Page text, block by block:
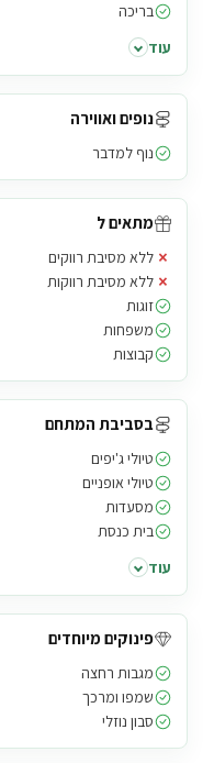
בריכה
עוד
נופים ואווירה
נוף למדבר
מתאים ל
× ללא מסיבת רווקים
× ללא מסיבת רווקות
זוגות
משפחות
קבוצות
בסביבת המתחם
טיולי ג'יפים
טיולי אופניים
מסעדות
בית כנסת
עוד
פינוקים מיוחדים
מגבות רחצה
שמפו ומרכך
סבון נוזלי